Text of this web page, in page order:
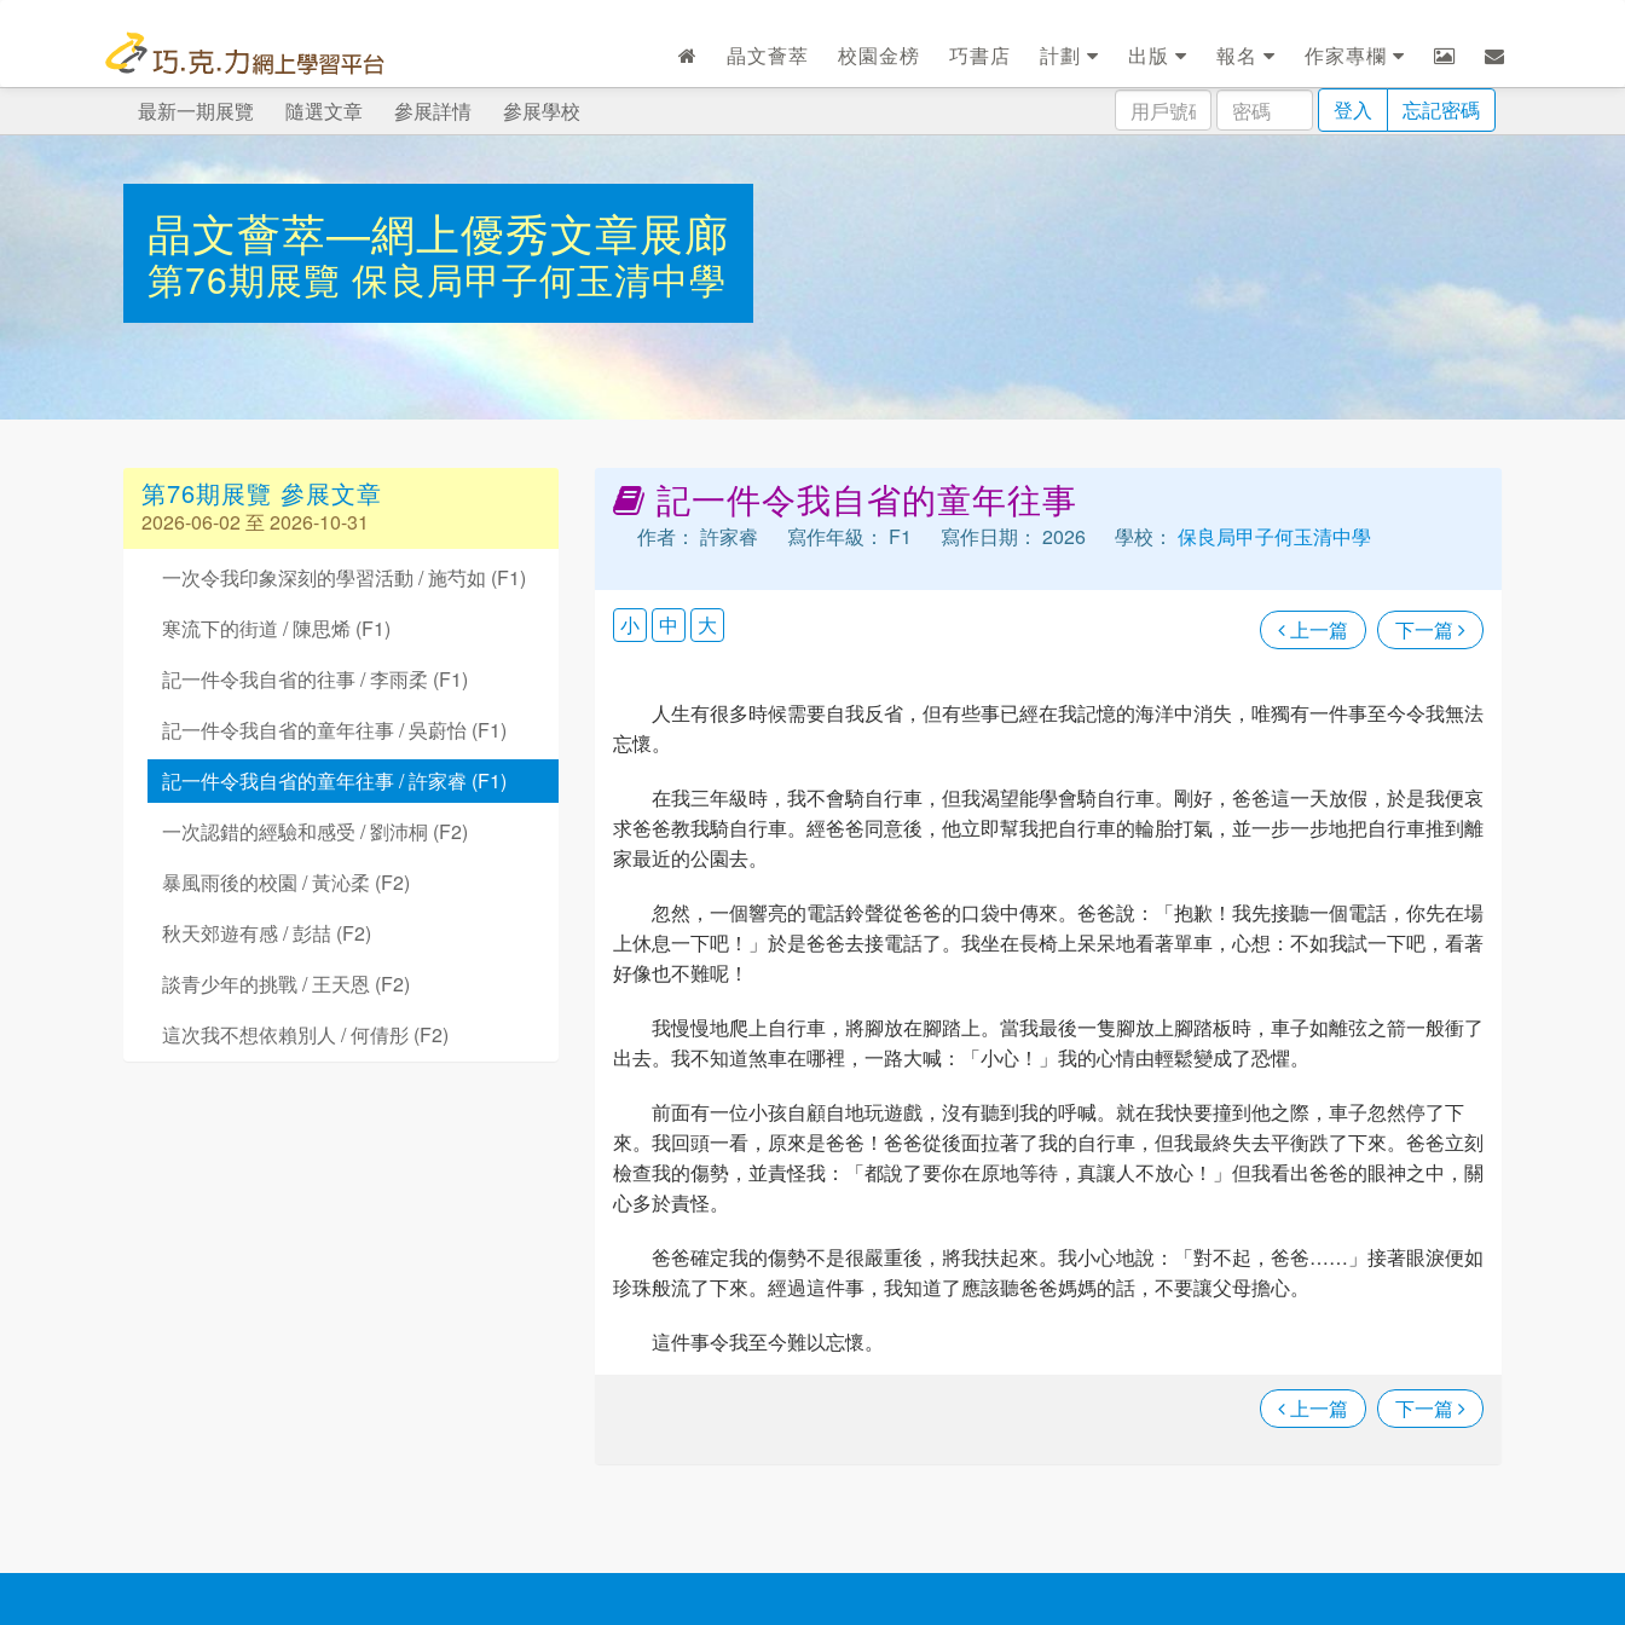
晶文薈萃 校園金榜 巧書店 計劃 出版 報名
作家專欄
用
戶
密
碼
登入 忘記密碼
最新一期展覽 隨選文章 參展詳情 參展學校
晶文薈萃—網上優秀文章展廊
第76期展覽 保良局甲子何玉清中學
第76期展覽 參展文章
2026-06-02 至 2026-10-31
一次令我印象深刻的學習活動 / 施芍如 (F1)
寒流下的街道 / 陳思烯 (F1)
記一件令我自省的往事 / 李雨柔 (F1)
記一件令我自省的童年往事 / 吳蔚怡 (F1)
記一件令我自省的童年往事 / 許家睿 (F1)
一次認錯的經驗和感受 / 劉沛桐 (F2)
暴風雨後的校園 / 黃沁柔 (F2)
秋天郊遊有感 / 彭喆 (F2)
談青少年的挑戰 / 王天恩 (F2)
這次我不想依賴別人 / 何倩彤 (F2)
記一件令我自省的童年往事
作者： 許家睿 寫作年級： F1 寫作日期： 2026 學校： 保良局甲子何玉清中學
上一篇 下一篇
小 中 大
人生有很多時候需要自我反省，但有些事已經在我記憶的海洋中消失，唯獨有一件事至今令我無法
忘懷。
在我三年級時，我不會騎自行車，但我渴望能學會騎自行車。剛好，爸爸這一天放假，於是我便哀
求爸爸教我騎自行車。經爸爸同意後，他立即幫我把自行車的輪胎打氣，並一步一步地把自行車推到離
家最近的公園去。
忽然，一個響亮的電話鈴聲從爸爸的口袋中傳來。爸爸說：「抱歉！我先接聽一個電話，你先在場
上休息一下吧！」於是爸爸去接電話了。我坐在長椅上呆呆地看著單車，心想：不如我試一下吧，看著
好像也不難呢！
我慢慢地爬上自行車，將腳放在腳踏上。當我最後一隻腳放上腳踏板時，車子如離弦之箭一般衝了
出去。我不知道煞車在哪裡，一路大喊：「小心！」我的心情由輕鬆變成了恐懼。
前面有一位小孩自顧自地玩遊戲，沒有聽到我的呼喊。就在我快要撞到他之際，車子忽然停了下
來。我回頭一看，原來是爸爸！爸爸從後面拉著了我的自行車，但我最終失去平衡跌了下來。爸爸立刻
檢查我的傷勢，並責怪我：「都說了要你在原地等待，真讓人不放心！」但我看出爸爸的眼神之中，關
心多於責怪。
爸爸確定我的傷勢不是很嚴重後，將我扶起來。我小心地說：「對不起，爸爸……」接著眼淚便如
珍珠般流了下來。經過這件事，我知道了應該聽爸爸媽媽的話，不要讓父母擔心。
這件事令我至今難以忘懷。
上一篇 下一篇